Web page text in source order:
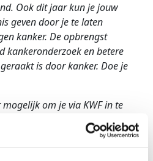
Ook dit jaar kun je jouw
geven door je te laten
kanker. De opbrengst
kankeronderzoek en betere
is door kanker. Doe je
om je via KWF in te
een actiepagina aanmaken
ticket. Of schrijf je in voor